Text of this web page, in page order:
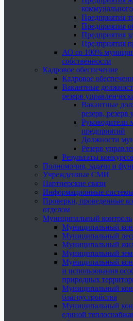
коммунального
Предприятия
Предприятия
Предприятия
Предприятия
АО со 100%
собственности
Кадровое обеспечение
Кадровое
Вакантные
резерв
Вакантные
резерв, резерв
Руководители
предприятий
Должности
Резерв
Результаты
Полномочия, задачи и
Учрежденные СМИ
Партнерские связи
Информационные
Проверки, проведенные
отделом
Муниципальный контроль
Муниципальный
Муниципальный
Муниципальный
Муниципальный
Муниципальный
и использования
природных
Муниципальный
благоустройства
Муниципальный
единой